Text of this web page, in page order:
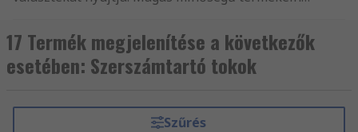
másnap szállítható termékünk csupán egy pár
indok arra, hogy vevőink világszerte 160
országból rendszeresen vásárolnak online az RS-
esetében profitálhatnak másnapi szállítási
17 Termék megjelenítése a következők
esetében: Szerszámtartó tokok
Szűrés